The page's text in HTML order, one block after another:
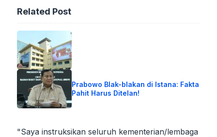
Related Post
Prabowo Blak-blakan di Istana: Fakta
Pahit Harus Ditelan!
"Saya instruksikan seluruh kementerian/lembaga